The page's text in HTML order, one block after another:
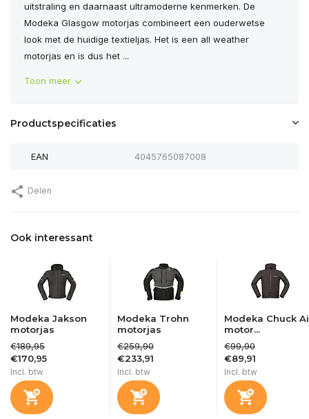
uitstraling en daarnaast ultramoderne kenmerken. De
Modeka Glasgow motorjas combineert een ouderwetse
look met de huidige textieljas. Het is een all weather
motorjas en is dus het ...
Toon meer
Productspecificaties
EAN 4045765087008
Delen
Ook interessant
Modeka Jakson
motorjas
€189,95
€170,95
Incl. btw
Modeka Trohn
motorjas
€259,90
€233,91
Incl. btw
Modeka Chuck
motor...
€99,90
€89,91
Incl. btw